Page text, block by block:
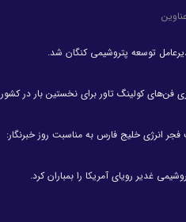
توسعه پتروشیمی کنگان شد.
فن‌های کولینگ تاور برای نخستین بار در کشور
فجر انرژی خلیج فارس به مناسبت روز خبرنگار:
غدیر رویای آمریکا را بمباران کرد.